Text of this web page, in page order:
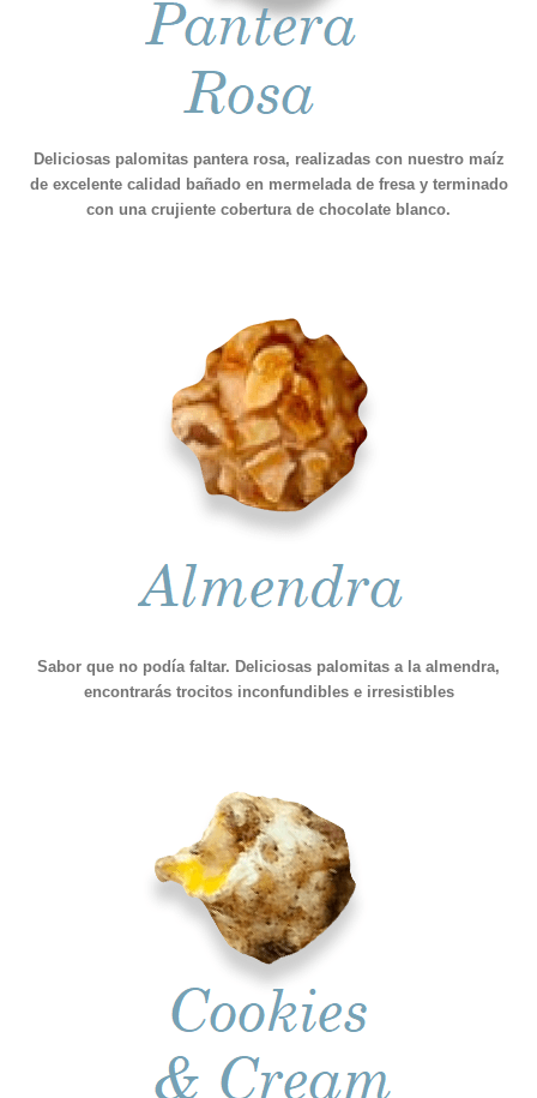
Deliciosas palomitas pantera rosa, realizadas con nuestro maíz
de excelente calidad bañado en mermelada de fresa y terminado
con una crujiente cobertura de chocolate blanco.
Sabor que no podía faltar. Deliciosas palomitas a la almendra,
encontrarás trocitos inconfundibles e irresistibles